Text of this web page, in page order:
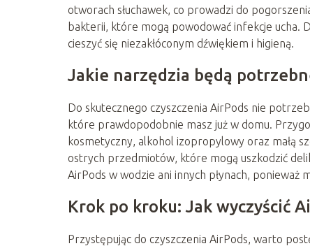
otworach słuchawek, co prowadzi do
bakterii, które mogą powodować infekcje ucha.
cieszyć się niezakłóconym dźwiękiem i higieną.
Jakie narzędzia będą
Do skutecznego czyszczenia AirPods nie
które prawdopodobnie masz już w domu.
kosmetyczny, alkohol izopropylowy oraz małą
ostrych przedmiotów, które mogą uszkodzić
AirPods w wodzie ani innych płynach, ponieważ
Krok po kroku: Jak wyczyścić
Przystępując do czyszczenia AirPods, warto